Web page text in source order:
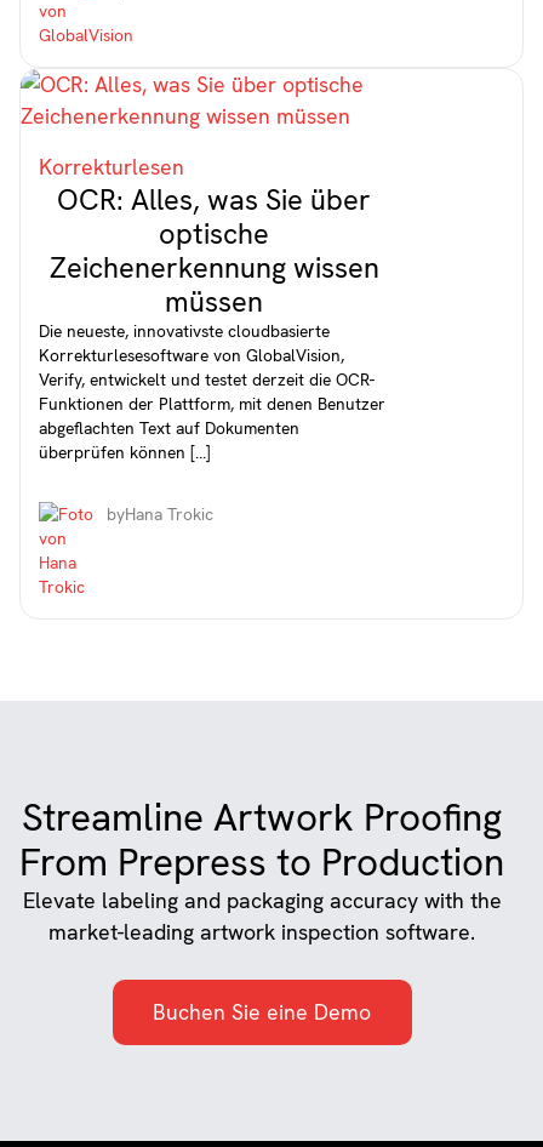
Korrekturlesen
OCR: Alles, was Sie über
optische
Zeichenerkennung wissen
müssen
Die neueste, innovativste cloudbasierte
Korrekturlesesoftware von GlobalVision,
Verify, entwickelt und testet derzeit die OCR-
Funktionen der Plattform, mit denen Benutzer
abgeflachten Text auf Dokumenten
überprüfen können [...]
byHana Trokic
Streamline Artwork Proofing
From Prepress to Production
Elevate labeling and packaging accuracy with the
market-leading artwork inspection software.
Buchen Sie eine Demo